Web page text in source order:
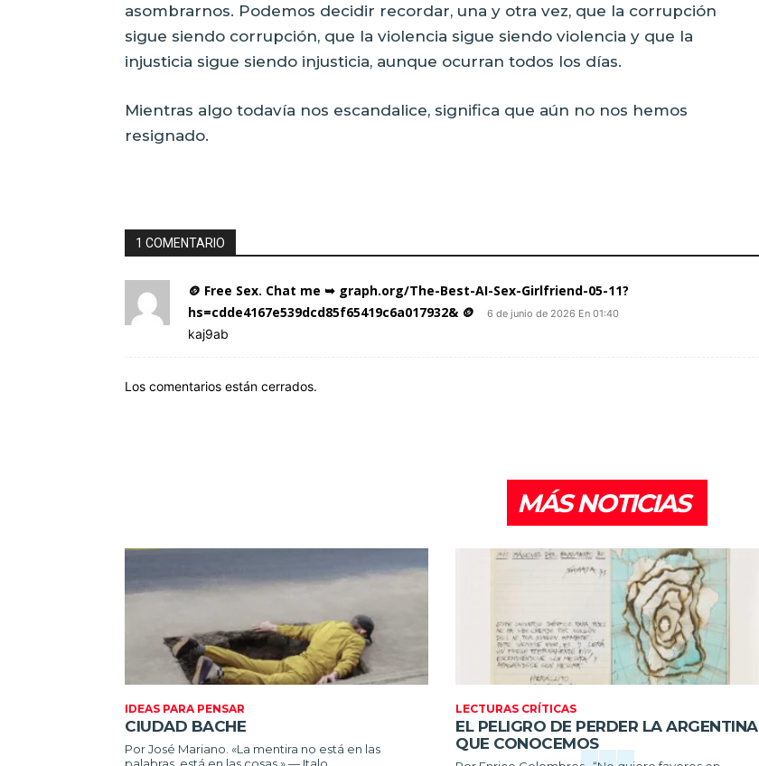
asombrarnos. Podemos decidir recordar, una y otra vez, que la corrupción
sigue siendo corrupción, que la violencia sigue siendo violencia y que la
injusticia sigue siendo injusticia, aunque ocurran todos los días.
Mientras algo todavía nos escandalice, significa que aún no nos hemos
resignado.
1 COMENTARIO
🪙 Free Sex. Chat me ➥ graph.org/The-Best-AI-Sex-Girlfriend-05-11?
hs=cdde4167e539dcd85f65419c6a017932& 🪙
6 de junio de 2026 En 01:40
kaj9ab
Los comentarios están cerrados.
MÁS NOTICIAS
IDEAS PARA PENSAR
CIUDAD BACHE
Por José Mariano. «La mentira no está en las
LECTURAS CRÍTICAS
EL PELIGRO DE PERDER LA ARGENTINA
QUE CONOCEMOS